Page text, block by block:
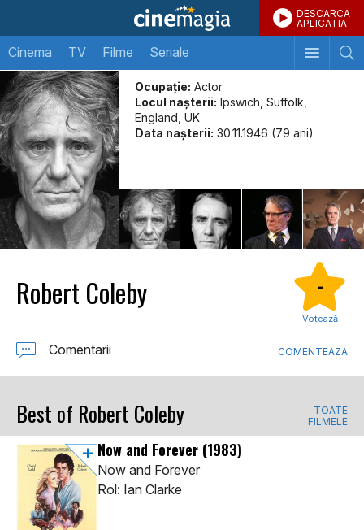
DESCARCA
APLICATIA
Cinema TV Filme Seriale
Ocupație: Actor
Locul naşterii: Ipswich, Suffolk,
England, UK
Data naşterii: 30.11.1946 (79 ani)
Robert Coleby -
Votează
Comentarii COMENTEAZA
Best of Robert Coleby
TOATE
FILMELE
Now and Forever (1983)
Now and Forever
Rol: Ian Clarke